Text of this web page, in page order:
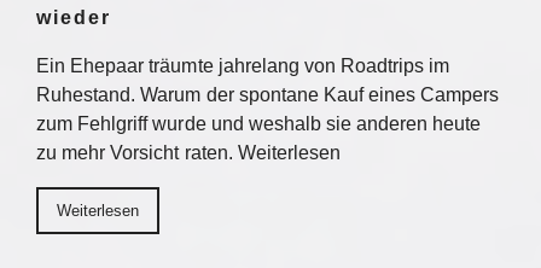
wieder
Ein Ehepaar träumte jahrelang von Roadtrips im
Ruhestand. Warum der spontane Kauf eines Campers
zum Fehlgriff wurde und weshalb sie anderen heute
zu mehr Vorsicht raten. Weiterlesen
Weiterlesen